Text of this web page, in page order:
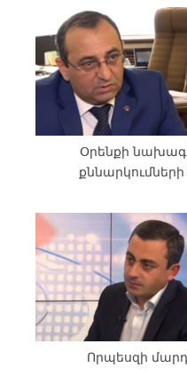
Օրենքի
Որպեսզի